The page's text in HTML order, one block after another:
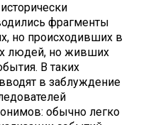
фрагменты
но происходивших в
людей, но живших
В таких
в заблуждение
обычно легко